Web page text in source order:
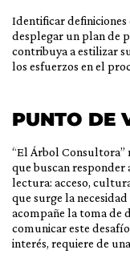
Identificar definiciones
desplegar un plan de
contribuya a estilizar
los esfuerzos en el
PUNTO DE
“El Árbol Consultora”
que buscan responder
lectura: acceso,
que surge la
acompañe la toma de
comunicar este
interés, requiere de